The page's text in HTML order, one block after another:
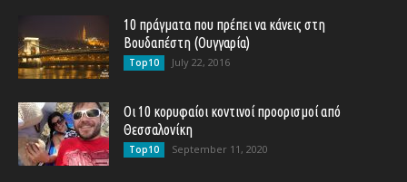
10 πράγματα που πρέπει να κάνεις στη
Βουδαπέστη (Ουγγαρία)
Top10 July 22, 2016
Οι 10 κορυφαίοι κοντινοί προορισμοί από
Θεσσαλονίκη
Top10 September 11, 2020